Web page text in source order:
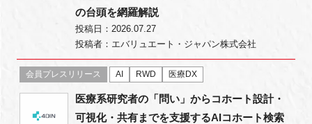
の台頭を網羅解説
投稿日：2026.07.27
投稿者：エバリュエート・ジャパン株式会社
会員プレスリリース AI RWD 医療DX
医療系研究者の「問い」からコホート設計・
可視化・共有までを支援するAIコホート検索